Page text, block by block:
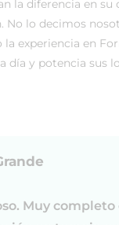
la diferencia en su
No lo decimos
la experiencia en
día y potencia sus
Muy